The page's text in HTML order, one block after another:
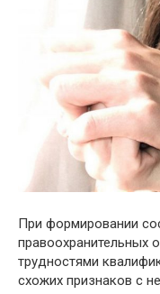
При формировании
правоохранительных
трудностями
схожих признаков с